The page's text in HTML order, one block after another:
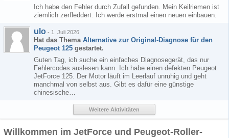
Ich habe den Fehler durch Zufall gefunden. Mein Keilriemen ist
ziemlich zerfleddert. Ich werde erstmal einen neuen einbauen.
ulo - 1. Juli 2026
Hat das Thema Alternative zur Original-Diagnose für den
Peugeot 125 gestartet.
Guten Tag, ich suche ein einfaches Diagnosegerät, das nur
Fehlercodes auslesen kann. Ich habe einen defekten Peugeot
JetForce 125. Der Motor läuft im Leerlauf unruhig und geht
manchmal von selbst aus. Gibt es dafür eine günstige
chinesische…
Weitere Aktivitäten
Willkommen im JetForce und Peugeot-Roller-